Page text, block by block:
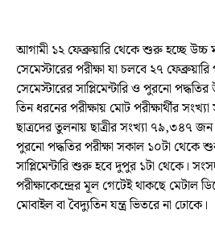
আগামী ১২ ফেব্রুয়ারি থেকে শুরু হচ্ছে উচ্চ
সেমেস্টারের পরীক্ষা যা চলবে ২৭
সেমেস্টারের সাপ্লিমেন্টারি ও পুরনো
তিন ধরনের পরীক্ষায় মোট পরীক্ষার্থীর
ছাত্রদের তুলনায় ছাত্রীর সংখ্যা ৭৯,৩৪৭
পুরনো পদ্ধতির পরীক্ষা সকাল ১০টা থেকে
সাপ্লিমেন্টারি শুরু হবে দুপুর ১টা থেকে।
পরীক্ষাকেন্দ্রের মূল গেটেই থাকছে মেটাল
মোবাইল বা বৈদ্যুতিন যন্ত্র ভিতরে না ঢোকে।